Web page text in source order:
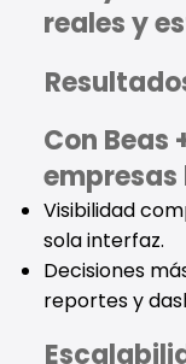
reales y
Con Beas
empresas
Visibilidad
sola interfaz.
Decisiones
reportes y